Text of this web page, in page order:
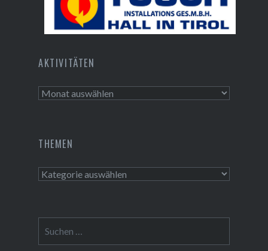
AKTIVITÄTEN
Aktivitäten
THEMEN
Themen
nach: